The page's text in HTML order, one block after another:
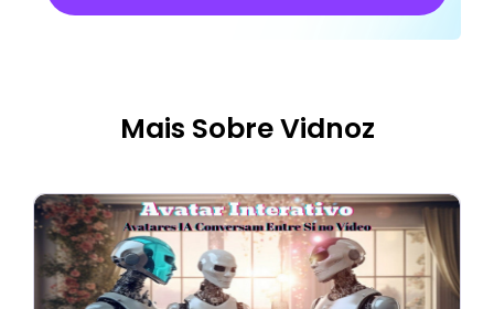
Mais Sobre Vidnoz